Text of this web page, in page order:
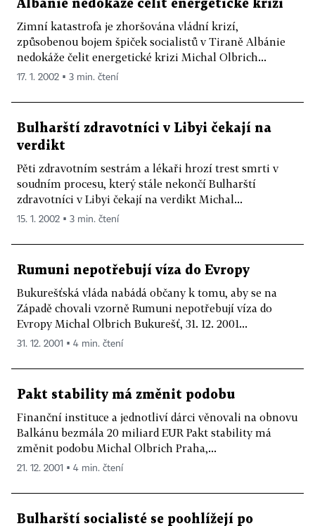
Albánie nedokáže čelit energetické krizi
Zimní katastrofa je zhoršována vládní krizí,
způsobenou bojem špiček socialistů v Tiraně Albánie
nedokáže čelit energetické krizi Michal Olbrich...
17. 1. 2002 ▪ 3 min. čtení
Bulharští zdravotníci v Libyi čekají na
verdikt
Pěti zdravotním sestrám a lékaři hrozí trest smrti v
soudním procesu, který stále nekončí Bulharští
zdravotníci v Libyi čekají na verdikt Michal...
15. 1. 2002 ▪ 3 min. čtení
Rumuni nepotřebují víza do Evropy
Bukurešťská vláda nabádá občany k tomu, aby se na
Západě chovali vzorně Rumuni nepotřebují víza do
Evropy Michal Olbrich Bukurešť, 31. 12. 2001...
31. 12. 2001 ▪ 4 min. čtení
Pakt stability má změnit podobu
Finanční instituce a jednotliví dárci věnovali na obnovu
Balkánu bezmála 20 miliard EUR Pakt stability má
změnit podobu Michal Olbrich Praha,...
21. 12. 2001 ▪ 4 min. čtení
Bulharští socialisté se poohlížejí po